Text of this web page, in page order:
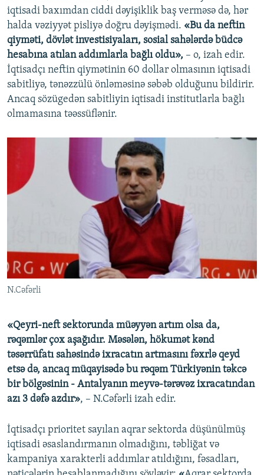
iqtisadi baxımdan ciddi dəyişiklik baş verməsə də, hər
halda vəziyyət pisliyə doğru dəyişmədi. «Bu da neftin
qiyməti, dövlət investisiyaları, sosial sahələrdə büdcə
hesabına atılan addımlarla bağlı oldu», – o, izah edir.
İqtisadçı neftin qiymətinin 60 dollar olmasının iqtisadi
sabitliyə, tənəzzülü önləməsinə səbəb olduğunu bildirir.
Ancaq sözügedən sabitliyin iqtisadi institutlarla bağlı
olmamasına təəssüflənir.
N.Cəfərli
«Qeyri-neft sektorunda müəyyən artım olsa da,
rəqəmlər çox aşağıdır. Məsələn, hökumət kənd
təsərrüfatı sahəsində ixracatın artmasını fəxrlə qeyd
etsə də, ancaq müqayisədə bu rəqəm Türkiyənin təkcə
bir bölgəsinin - Antalyanın meyvə-tərəvəz ixracatından
azı 3 dəfə azdır», – N.Cəfərli izah edir.
İqtisadçı prioritet sayılan aqrar sektorda düşünülmüş
iqtisadi əsaslandırmanın olmadığını, təbliğat və
kampaniya xarakterli addımlar atıldığını, fəsadları,